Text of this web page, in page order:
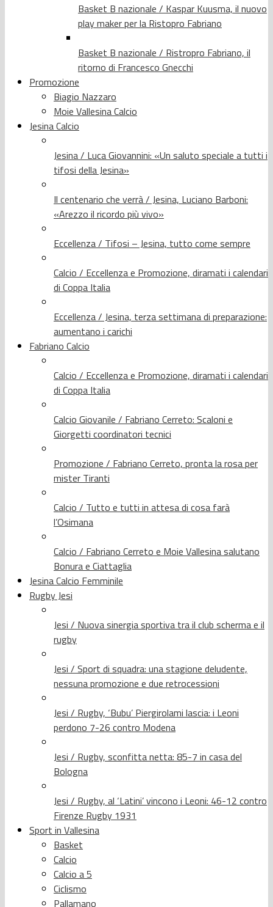
Basket B nazionale / Kaspar Kuusma, il nuovo
play maker per la Ristopro Fabriano
Basket B nazionale / Ristropro Fabriano, il
ritorno di Francesco Gnecchi
Promozione
Biagio Nazzaro
Moie Vallesina Calcio
Jesina Calcio
Jesina / Luca Giovannini: «Un saluto speciale a tutti i
tifosi della Jesina»
Il centenario che verrà / Jesina, Luciano Barboni:
«Arezzo il ricordo più vivo»
Eccellenza / Tifosi – Jesina, tutto come sempre
Calcio / Eccellenza e Promozione, diramati i calendari
di Coppa Italia
Eccellenza / Jesina, terza settimana di preparazione:
aumentano i carichi
Fabriano Calcio
Calcio / Eccellenza e Promozione, diramati i calendari
di Coppa Italia
Calcio Giovanile / Fabriano Cerreto: Scaloni e
Giorgetti coordinatori tecnici
Promozione / Fabriano Cerreto, pronta la rosa per
mister Tiranti
Calcio / Tutto e tutti in attesa di cosa farà
l’Osimana
Calcio / Fabriano Cerreto e Moie Vallesina salutano
Bonura e Ciattaglia
Jesina Calcio Femminile
Rugby Jesi
Jesi / Nuova sinergia sportiva tra il club scherma e il
rugby
Jesi / Sport di squadra: una stagione deludente,
nessuna promozione e due retrocessioni
Jesi / Rugby, ‘Bubu’ Piergirolami lascia: i Leoni
perdono 7-26 contro Modena
Jesi / Rugby, sconfitta netta: 85-7 in casa del
Bologna
Jesi / Rugby, al ‘Latini’ vincono i Leoni: 46-12 contro
Firenze Rugby 1931
Sport in Vallesina
Basket
Calcio
Calcio a 5
Ciclismo
Pallamano